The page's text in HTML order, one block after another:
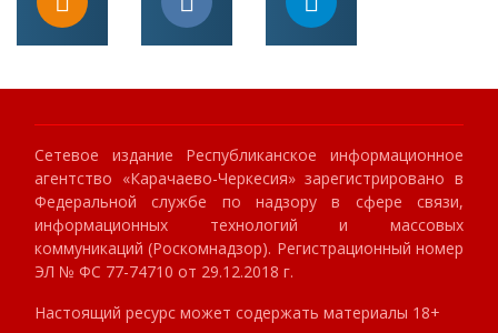
Сетевое издание Республиканское информационное
агентство «Карачаево-Черкесия» зарегистрировано в
Федеральной службе по надзору в сфере связи,
информационных технологий и массовых
коммуникаций (Роскомнадзор). Регистрационный номер
ЭЛ № ФС 77-74710 от 29.12.2018 г.
Настоящий ресурс может содержать материалы 18+